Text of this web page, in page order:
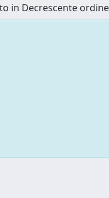
in Decrescente